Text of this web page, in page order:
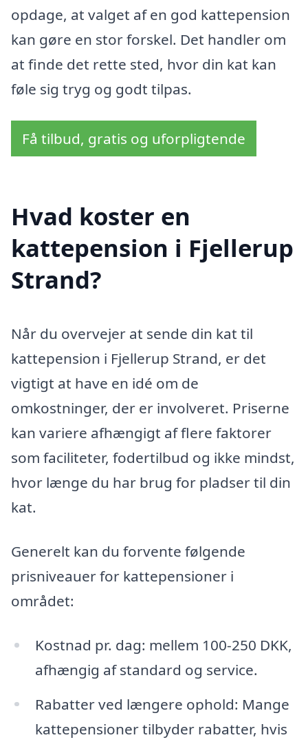
opdage, at valget af en god kattepension
kan gøre en stor forskel. Det handler om
at finde det rette sted, hvor din kat kan
føle sig tryg og godt tilpas.
Få tilbud, gratis og uforpligtende
Hvad koster en
kattepension i Fjellerup
Strand?
Når du overvejer at sende din kat til
kattepension i Fjellerup Strand, er det
vigtigt at have en idé om de
omkostninger, der er involveret. Priserne
kan variere afhængigt af flere faktorer
som faciliteter, fodertilbud og ikke mindst,
hvor længe du har brug for pladser til din
kat.
Generelt kan du forvente følgende
prisniveauer for kattepensioner i
området:
Kostnad pr. dag: mellem 100-250 DKK,
afhængig af standard og service.
Rabatter ved længere ophold: Mange
kattepensioner tilbyder rabatter, hvis